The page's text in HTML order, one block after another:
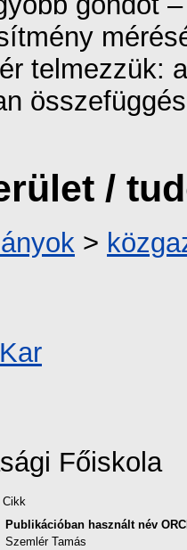
telmezzük:
/
>
Főiskola
Cikk
Publikációban használt név
Szemlér Tamás